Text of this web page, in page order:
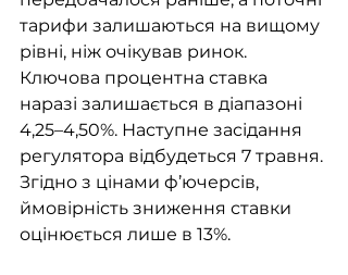
тарифи залишаються на вищому
рівні, ніж очікував ринок.
Ключова процентна ставка
наразі залишається в діапазоні
4,25–4,50%. Наступне засідання
регулятора відбудеться 7 травня.
Згідно з цінами ф’ючерсів,
ймовірність зниження ставки
оцінюється лише в 13%.